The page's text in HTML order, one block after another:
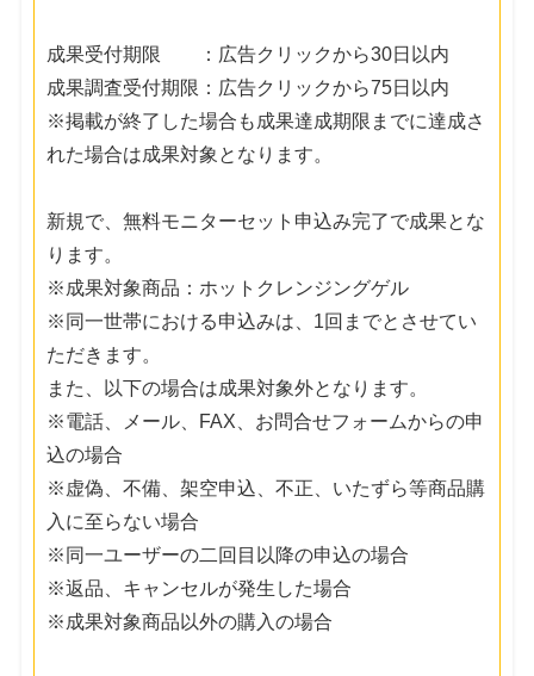
成果受付期限 ：広告クリックから30日以内
成果調査受付期限：広告クリックから75日以内
※掲載が終了した場合も成果達成期限までに達成さ
れた場合は成果対象となります。
新規で、無料モニターセット申込み完了で成果とな
ります。
※成果対象商品：ホットクレンジングゲル
※同一世帯における申込みは、1回までとさせてい
ただきます。
また、以下の場合は成果対象外となります。
※電話、メール、FAX、お問合せフォームからの申
込の場合
※虚偽、不備、架空申込、不正、いたずら等商品購
入に至らない場合
※同一ユーザーの二回目以降の申込の場合
※返品、キャンセルが発生した場合
※成果対象商品以外の購入の場合